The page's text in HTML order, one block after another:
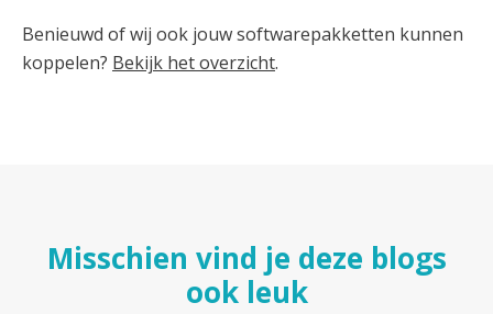
Benieuwd of wij ook jouw softwarepakketten kunnen
koppelen? Bekijk het overzicht.
Misschien vind je deze blogs
ook leuk